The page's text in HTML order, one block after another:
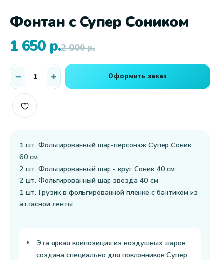
Фонтан с Супер Соником
1 650 р.2 000 р.
Оформить заказ
1 шт. Фольгированный шар-персонаж Супер Соник
60 см
2 шт. Фольгированный шар - круг Соник 40 см
2 шт. Фольгированный шар звезда 40 см
1 шт. Грузик в фольгированной пленке с бантиком из
атласной ленты
Эта яркая композиция из воздушных шаров
создана специально для поклонников Супер